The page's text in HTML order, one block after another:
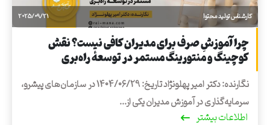
کارشناس تولید محتوا 2025/09/21
چرا آموزشِ صرف برای مدیران کافی نیست؟ نقش
کوچینگ و منتورینگ مستمر در توسعهٔ راه‌بری
نگارنده: دکتر امیر پهلونژاد تاریخ: 1404/06/29 در سازمان‌های پیشرو،
سرمایه‌گذاری در آموزش مدیران یکی از...
اطلاعات بیشتر